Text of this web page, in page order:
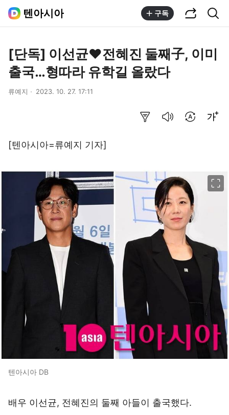
텐아시아 구독
[단독] 이선균♥전혜진 둘째子, 이미
출국…형따라 유학길 올랐다
류예지 2023. 10. 27. 17:11
[텐아시아=류예지 기자]
텐아시아 DB
배우 이선균, 전혜진의 둘째 아들이 출국했다.